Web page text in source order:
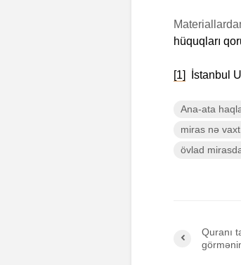
hüquqları
[1] İstanbul
Ana-ata
miras nə
övlad
Quranı